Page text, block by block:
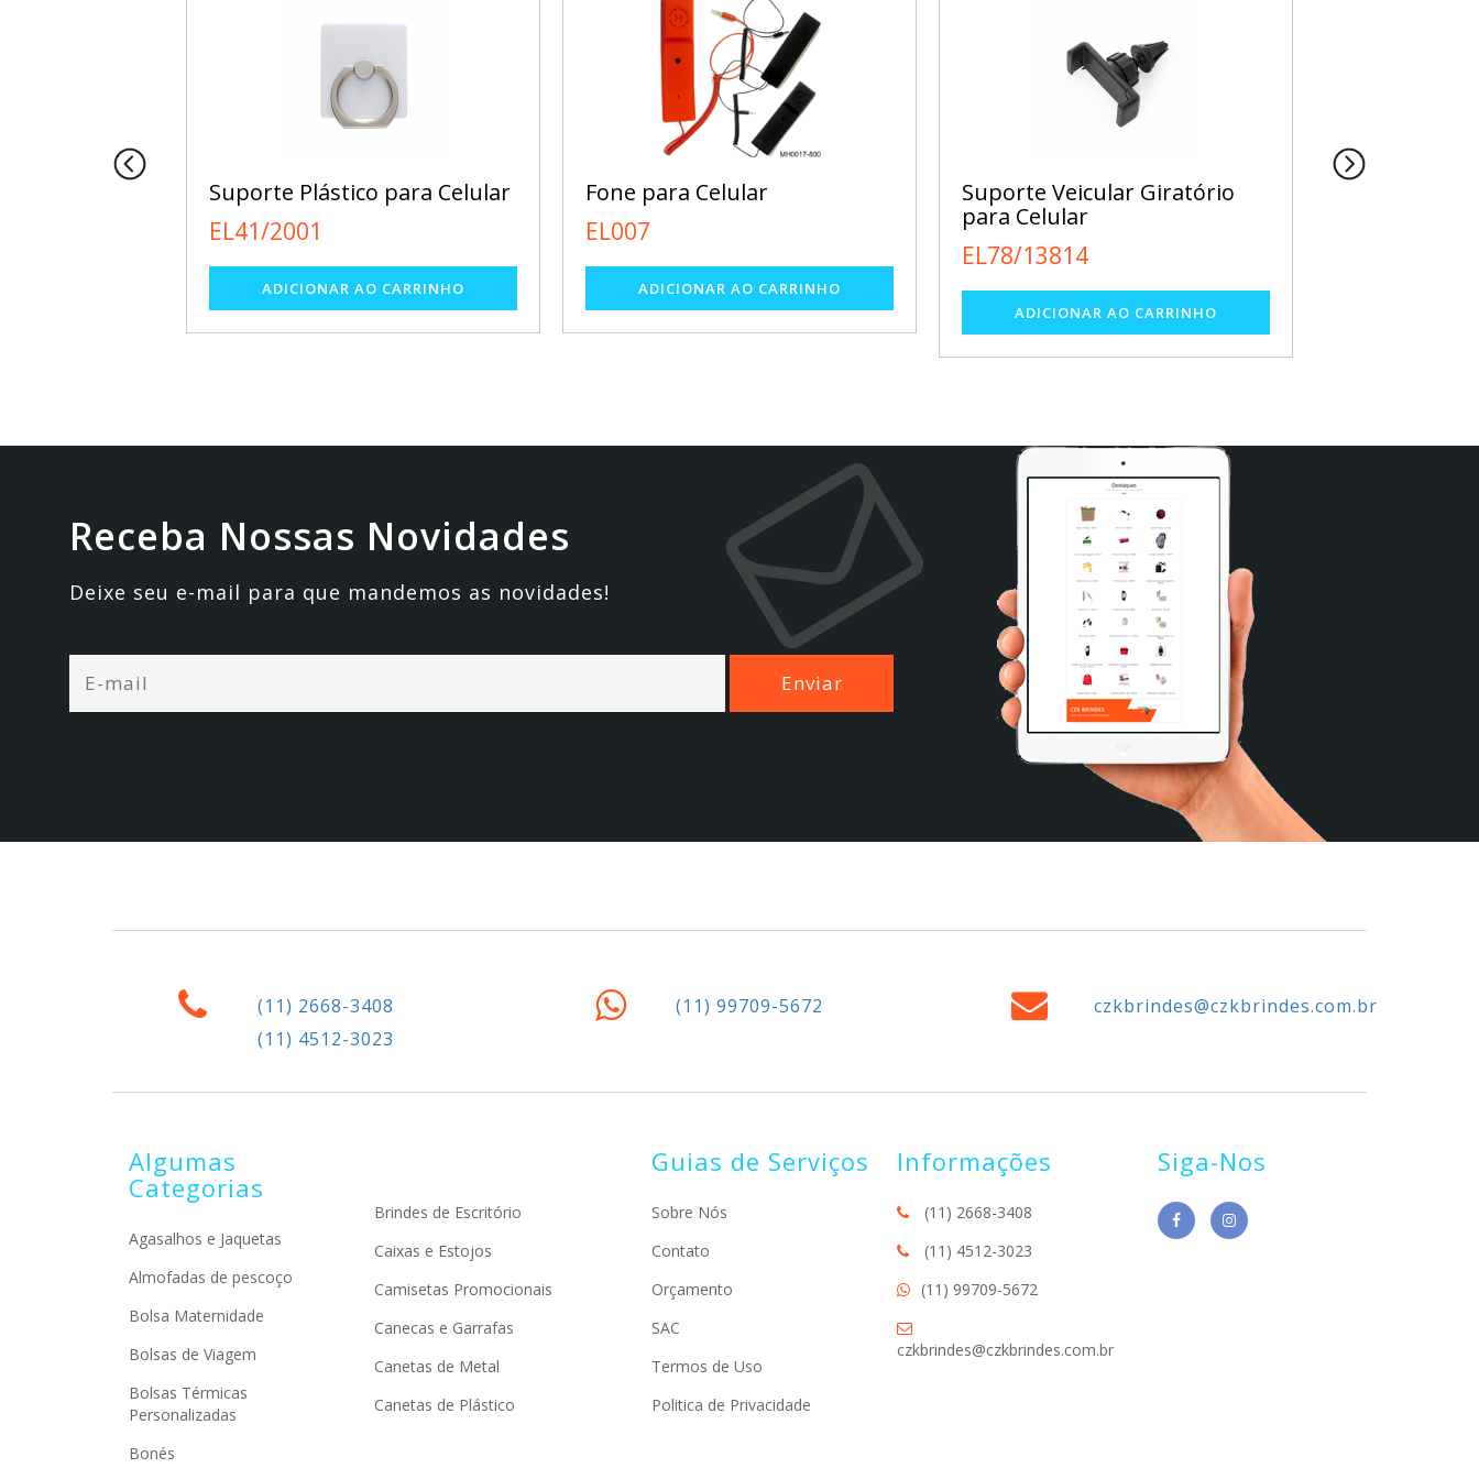
Suporte Plástico para Celular
EL41/2001
Fone para Celular
EL007
Suporte Veicular Giratório
para Celular
EL78/13814
Receba Nossas Novidades
Deixe seu e-mail para que mandemos as novidades!
(11) 2668-3408
(11) 4512-3023
(11) 99709-5672 czkbrindes@czkbrindes.com.br
Algumas
Categorias
Agasalhos e Jaquetas
Almofadas de pescoço
Bolsa Maternidade
Bolsas de Viagem
Bolsas Térmicas
Personalizadas
Bonés
Brindes de Escritório
Caixas e Estojos
Camisetas Promocionais
Canecas e Garrafas
Canetas de Metal
Canetas de Plástico
Guias de Serviços
Sobre Nós
Contato
Orçamento
SAC
Termos de Uso
Politica de Privacidade
Informações
(11) 2668-3408
(11) 4512-3023
(11) 99709-5672
czkbrindes@czkbrindes.com.br
Siga-Nos